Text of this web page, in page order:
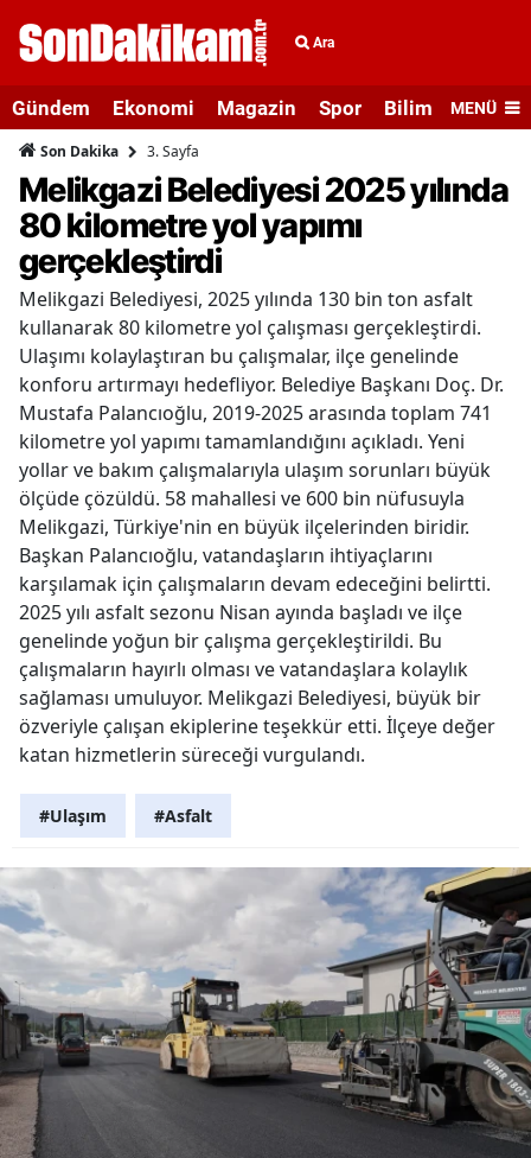
Ara
Gündem Ekonomi Magazin Spor Bilim veMENÜ
Son Dakika 3. Sayfa
Melikgazi Belediyesi 2025 yılında
80 kilometre yol yapımı
gerçekleştirdi
Melikgazi Belediyesi, 2025 yılında 130 bin ton asfalt
kullanarak 80 kilometre yol çalışması gerçekleştirdi.
Ulaşımı kolaylaştıran bu çalışmalar, ilçe genelinde
konforu artırmayı hedefliyor. Belediye Başkanı Doç. Dr.
Mustafa Palancıoğlu, 2019-2025 arasında toplam 741
kilometre yol yapımı tamamlandığını açıkladı. Yeni
yollar ve bakım çalışmalarıyla ulaşım sorunları büyük
ölçüde çözüldü. 58 mahallesi ve 600 bin nüfusuyla
Melikgazi, Türkiye'nin en büyük ilçelerinden biridir.
Başkan Palancıoğlu, vatandaşların ihtiyaçlarını
karşılamak için çalışmaların devam edeceğini belirtti.
2025 yılı asfalt sezonu Nisan ayında başladı ve ilçe
genelinde yoğun bir çalışma gerçekleştirildi. Bu
çalışmaların hayırlı olması ve vatandaşlara kolaylık
sağlaması umuluyor. Melikgazi Belediyesi, büyük bir
özveriyle çalışan ekiplerine teşekkür etti. İlçeye değer
katan hizmetlerin süreceği vurgulandı.
#Ulaşım #Asfalt